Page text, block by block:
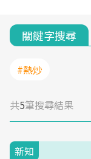
關鍵字搜尋
#熱炒
共5筆搜尋結果
新知